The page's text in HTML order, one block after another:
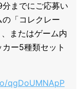
までにご応募い
の「コレクレー
またはゲーム内
ー5種類セット
qgDoUMNApP